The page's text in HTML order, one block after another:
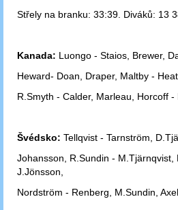
Střely na branku: 33:39. Diváků: 13
Kanada: Luongo - Staios, Brewer,
Heward- Doan, Draper, Maltby -
R.Smyth - Calder, Marleau, Horcoff -
Švédsko: Tellqvist - Tarnström,
Johansson, R.Sundin -
J.Jönsson,
Nordström - Renberg, M.Sundin,